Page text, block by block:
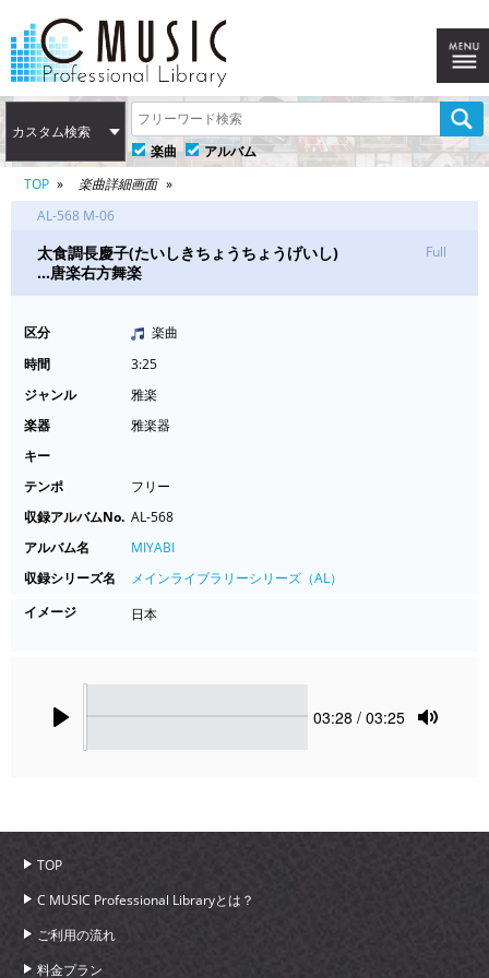
カスタム検索
楽曲
アルバム
TOP
楽曲詳細画面
AL-568 M-06
太食調長慶子(たいしきちょうちょうげいし)
…唐楽右方舞楽
Full
区分
楽曲
時間
3:25
ジャンル
雅楽
楽器
雅楽器
キー
テンポ
フリー
収録アルバムNo. AL-568
アルバム名
MIYABI
収録シリーズ名
メインライブラリーシリーズ（AL）
イメージ
日本
Current
03:28 / 03:25
TOP
C MUSIC Professional Libraryとは？
ご利用の流れ
料金プラン